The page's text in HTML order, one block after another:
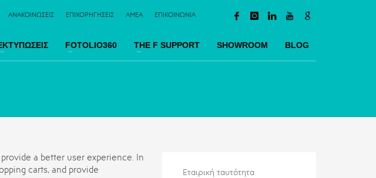
ΑΝΑΚΟΙΝΩΣΕΙΣ ΕΠΙΧΟΡΗΓΗΣΕΙΣ AMEA ΕΠΙΚΟΙΝΩΝΙΑ
FOTOLIO360 TΗΕ F SUPPORT SHOWROOM BLOG
a better user experience. In
carts, and provide
Εταιρική ταυτότητα